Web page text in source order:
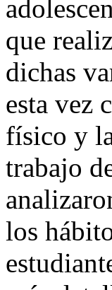
que
dichas
esta vez
físico y
trabajo
los